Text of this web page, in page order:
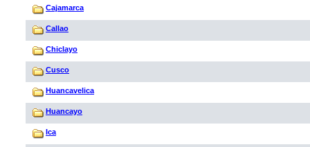
Cajamarca
Callao
Chiclayo
Cusco
Huancavelica
Huancayo
Ica